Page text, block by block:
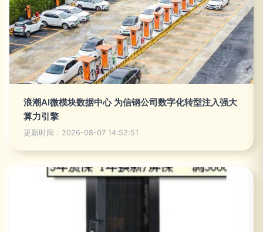
浪潮AI微模块数据中心 为信钢公司数字化转型注入强大
算力引擎
更新时间：2026-08-07 14:52:51